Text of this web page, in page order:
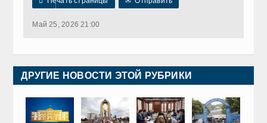
Май 25, 2026 21:00
ДРУГИЕ НОВОСТИ ЭТОЙ РУБРИКИ